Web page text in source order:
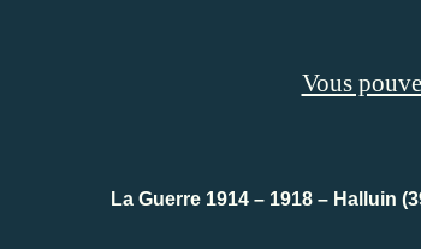
Vous
La Guerre 1914 – 1918 – Halluin